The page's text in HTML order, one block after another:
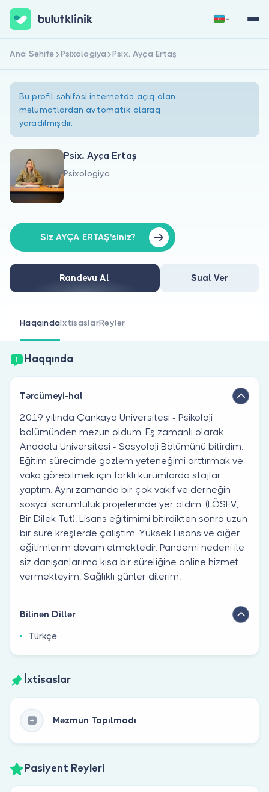
Haqqımızda
Xəstələr üçün
Həkimlər üçün
Qeydiyyat
Ana Səhifə Psixologiya Psix. Ayça Ertaş
Bu profil səhifəsi internetdə açıq olan
məlumatlardan avtomatik olaraq
yaradılmışdır.
Psix. Ayça Ertaş
Psixologiya
Siz AYÇA ERTAŞ'siniz?
Randevu Al Sual Ver
HaqqındaİxtisaslarRəylər
Haqqında
Tərcümeyi-hal
2019 yılında Çankaya Üniversitesi - Psikoloji
bölümünden mezun oldum. Eş zamanlı olarak
Anadolu Üniversitesi - Sosyoloji Bölümünü bitirdim.
Eğitim sürecimde gözlem yeteneğimi arttırmak ve
vaka görebilmek için farklı kurumlarda stajlar
yaptım. Aynı zamanda bir çok vakıf ve derneğin
sosyal sorumluluk projelerinde yer aldım. (LÖSEV,
Bir Dilek Tut). Lisans eğitimimi bitirdikten sonra uzun
bir süre kreşlerde çalıştım. Yüksek Lisans ve diğer
eğitimlerim devam etmektedir. Pandemi nedeni ile
siz danışanlarıma kısa bir süreliğine online hizmet
vermekteyim. Sağlıklı günler dilerim.
Bilinən Dillər
Türkçe
İxtisaslar
Məzmun Tapılmadı
Pasiyent Rəyləri